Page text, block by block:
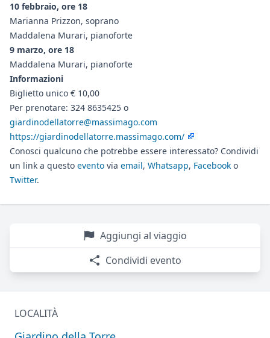
10 febbraio, ore 18
Marianna Prizzon, soprano
Maddalena Murari, pianoforte
9 marzo, ore 18
Maddalena Murari, pianoforte
Informazioni
Biglietto unico € 10,00
Per prenotare: 324 8635425 o
giardinodellatorre@massimago.com
https://giardinodellatorre.massimago.com/
Conosci qualcuno che potrebbe essere interessato? Condividi
un link a questo evento via email, Whatsapp, Facebook o
Twitter.
Aggiungi al viaggio
Condividi evento
LOCALITÀ